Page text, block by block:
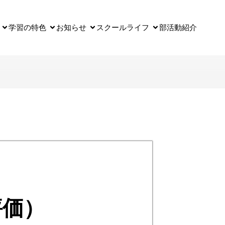
学習の特色 お知らせ スクールライフ 部活動紹介
）